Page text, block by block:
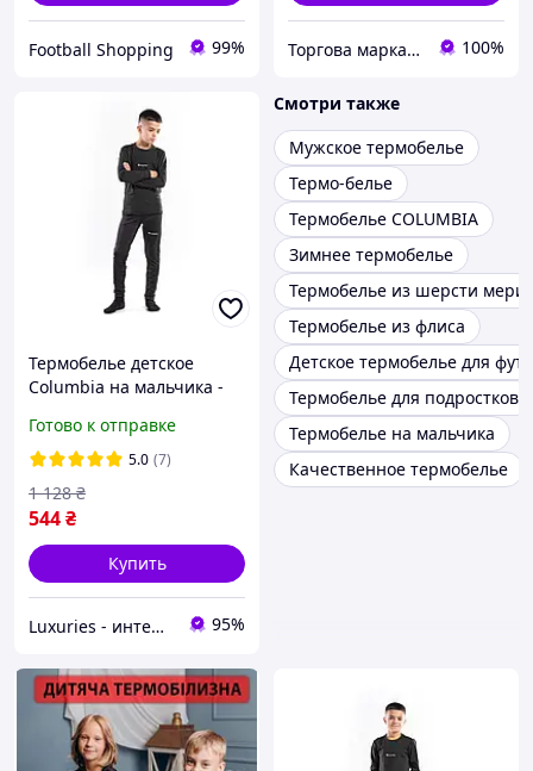
Football Shopping 99% Торгова марка "Наталюкс" 100%
Термобелье детское
Columbia на мальчика -
качество- рост 128 -
УНИСЕКС
Готово к отправке
5.0 (7)
544₴
1 128 ₴
Купить
Luxuries - интернет-магазин одежды и нижнего белья Luxuries 95%
Смотри также
Мужское термобелье
Термо-белье
Термобелье COLUMBIA
Зимнее термобелье
Термобелье из шерсти
Термобелье из флиса
Детское термобелье для
Термобелье для подростков
Термобелье на мальчика
Качественное термобелье